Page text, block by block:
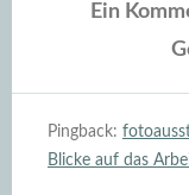
Ein
Pingback:
Blicke auf das